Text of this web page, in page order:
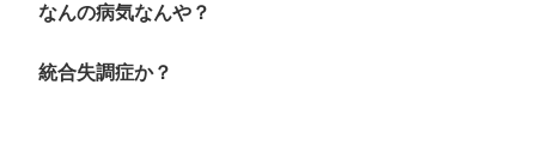
なんの病気なんや？
統合失調症か？